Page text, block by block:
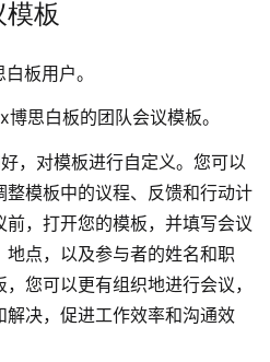
模板
白板用户。
博思白板的团队会议模板。
，对模板进行自定义。您可以
模板中的议程、反馈和行动计
前，打开您的模板，并填写会议
点，以及参与者的姓名和职
，您可以更有组织地进行会议，
决，促进工作效率和沟通效